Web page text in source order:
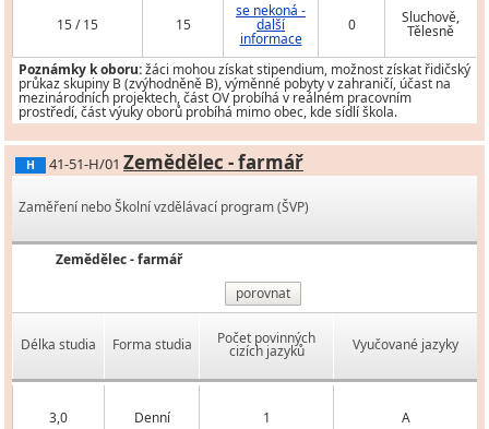
15 / 15 15
se nekoná -
další
informace
0 Sluchově,
Tělesně
Poznámky k oboru:žáci mohou získat stipendium, možnost získat řidičský
průkaz skupiny B (zvýhodněně B), výměnné pobyty v zahraničí, účast na
mezinárodních projektech, část OV probíhá v reálném pracovním
prostředí, část výuky oborů probíhá mimo obec, kde sídlí škola.
H 41-51-H/01 Zemědělec - farmář
Zaměření nebo Školní vzdělávací program (ŠVP)
Zemědělec - farmář
porovnat
Délka studia Forma studia Počet povinných
cizích jazyků Vyučované jazyky
3,0 Denní 1 A